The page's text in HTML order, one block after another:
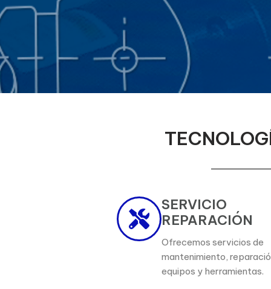
SERVICIO
REPARACIÓN
Ofrecemos servicios de
mantenimiento,
equipos y herramientas.